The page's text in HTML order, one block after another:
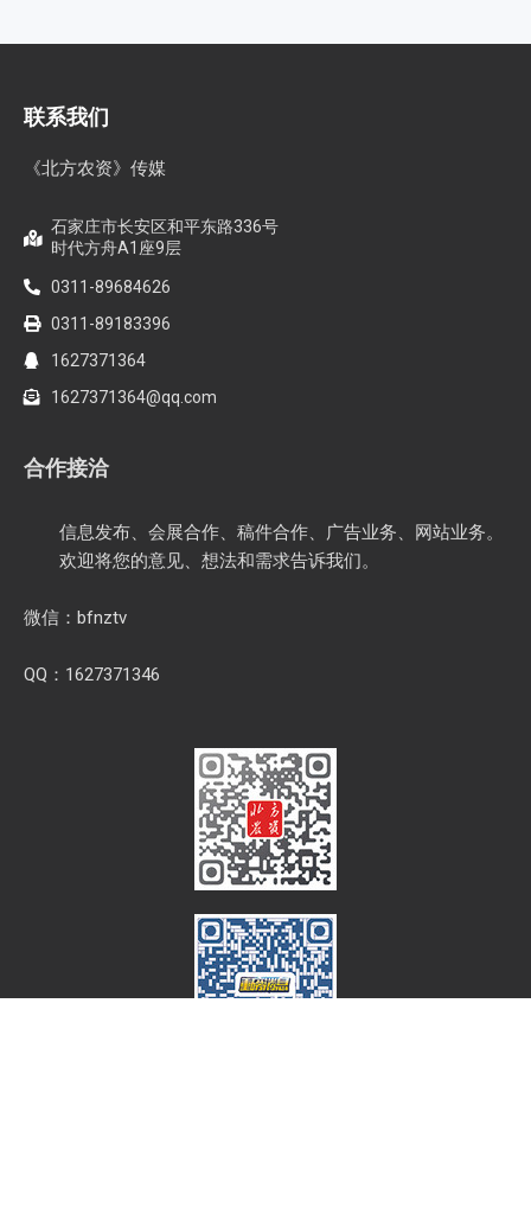
联系我们
《北方农资》传媒
石家庄市长安区和平东路336号
时代方舟A1座9层
0311-89684626
0311-89183396
1627371364
1627371364@qq.com
合作接洽
信息发布、会展合作、稿件合作、广告业务、网站业务。
欢迎将您的意见、想法和需求告诉我们。
微信：bfnztv
QQ：1627371346